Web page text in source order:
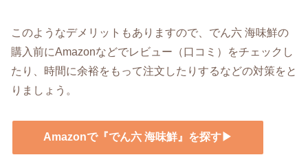
このようなデメリットもありますので、でん六 海味鮮の
購入前にAmazonなどでレビュー（口コミ）をチェックし
たり、時間に余裕をもって注文したりするなどの対策をと
りましょう。
Amazonで『でん六 海味鮮』を探す▶